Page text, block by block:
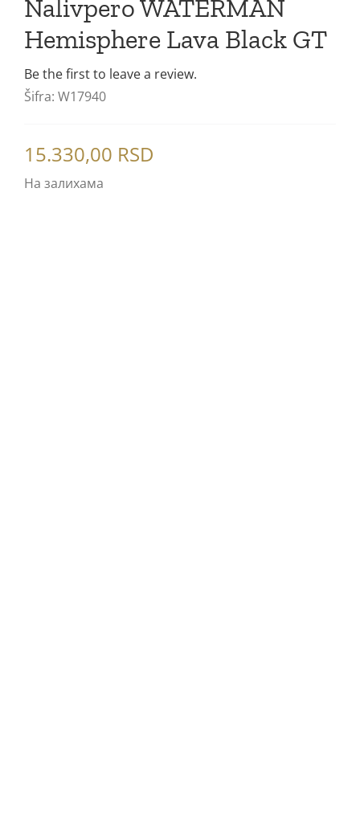
Poklon setovi
Mastila i refili
Nalivpero WATERMAN
Hemisphere Lava Black GT
Be the first to leave a review.
Šifra: W17940
15.330,00 RSD
На залихама